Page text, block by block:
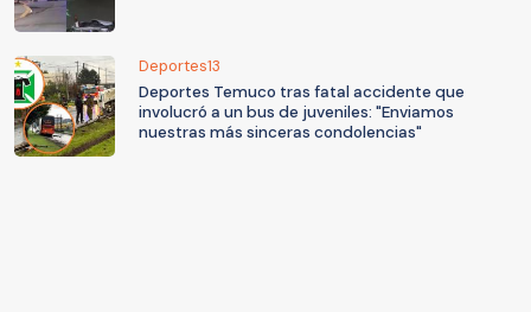
Deportes13
Deportes Temuco tras fatal accidente que
involucró a un bus de juveniles: "Enviamos
nuestras más sinceras condolencias"